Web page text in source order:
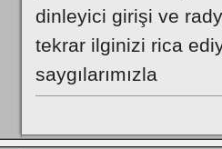
dinleyici girişi ve
tekrar ilginizi rica
saygılarımızla